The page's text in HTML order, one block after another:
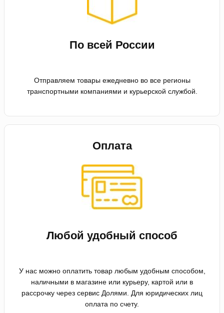
По всей России
Отправляем товары ежедневно во все регионы
транспортными компаниями и курьерской службой.
Оплата
Любой удобный способ
У нас можно оплатить товар любым удобным способом,
наличными в магазине или курьеру, картой или в
рассрочку через сервис Долями. Для юридических лиц
оплата по счету.